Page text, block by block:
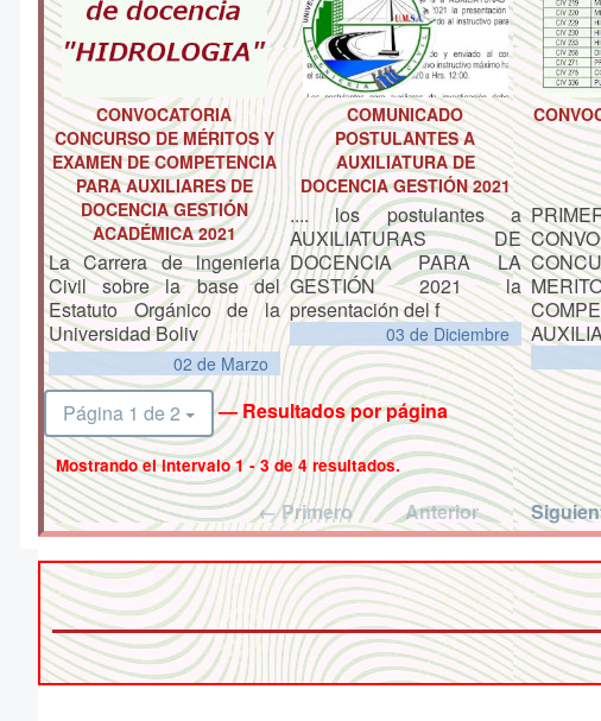
CONVOCATORIA
CONCURSO DE MÉRITOS Y
EXAMEN DE COMPETENCIA
PARA AUXILIARES DE
DOCENCIA GESTIÓN
ACADÉMICA 2021
La Carrera de lngenieria
Civil sobre la base del
Estatuto Orgánico de la
Universidad Boliv
02 de Marzo
COMUNICADO
POSTULANTES A
AUXILIATURA DE
DOCENCIA GESTIÓN 2021
.... los postulantes a
AUXILIATURAS DE
DOCENCIA PARA LA
GESTIÓN 2021 la
presentación del f
03 de Diciembre
Página 1 de 2 — Resultados por página
Mostrando el intervalo 1 - 3 de 4 resultados.
← Primero Anterior